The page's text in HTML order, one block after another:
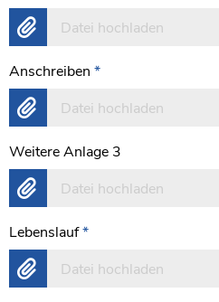
Datei hochladen
Anschreiben *
Datei hochladen
Weitere Anlage 3
Datei hochladen
Lebenslauf*
Datei hochladen